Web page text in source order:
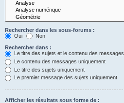
Rechercher dans les sous-forums :
Oui
Non
Rechercher dans :
Le titre des sujets et le contenu des messages
Le contenu des messages uniquement
Le titre des sujets uniquement
Le premier message des sujets uniquement
Afficher les résultats sous forme de :